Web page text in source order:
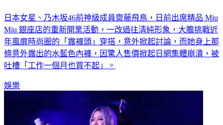
日本女星、乃木坂46前神級成員齋藤飛鳥，日前出席精品 Miu
Miu 銀座店的重新開業活動，一改過往清純形象，大膽挑戰近
年風靡時尚圈的「露褲頭」穿搭，意外掀起討論，而她身上那
條意外露出的水藍色內褲，因驚人售價掀起日網集體崩潰，被
吐槽「工作一個月也買不起」。
娛樂